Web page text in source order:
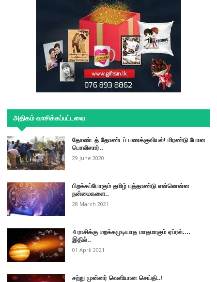
அதிகம் வாசிக்கப்பட்டவை
தோண்டத் தோண்டப் பணக்குவியல்! மிரண்டு போன
பொலிஸார்..
29 June 2020
பிறக்கப்போகும் தமிழ் புத்தாண்டு என்னென்ன
நன்மைகளை..
28 March 2021
4 ராசிக்கு மறக்கமுடியாத மாதமாகும் ஏப்ரல்....
இதில்..
01 April 2021
சற்று முன்னர் வெளியான செய்தி..!